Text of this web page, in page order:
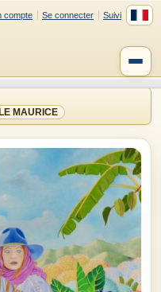
compte Se connecter Suivi
MAURICE